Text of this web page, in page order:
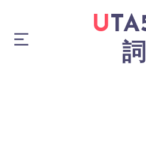
UTA5歌
詞